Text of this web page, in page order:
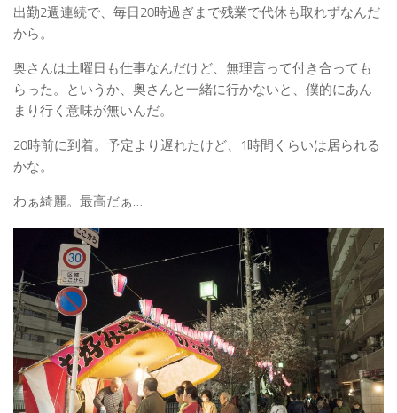
出勤2週連続で、毎日20時過ぎまで残業で代休も取れずなんだ
から。
奥さんは土曜日も仕事なんだけど、無理言って付き合っても
らった。というか、奥さんと一緒に行かないと、僕的にあん
まり行く意味が無いんだ。
20時前に到着。予定より遅れたけど、1時間くらいは居られる
かな。
わぁ綺麗。最高だぁ…